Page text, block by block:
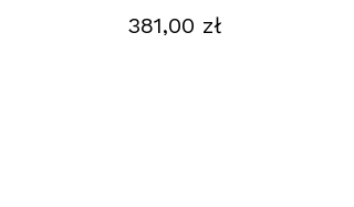
381,00 złCena